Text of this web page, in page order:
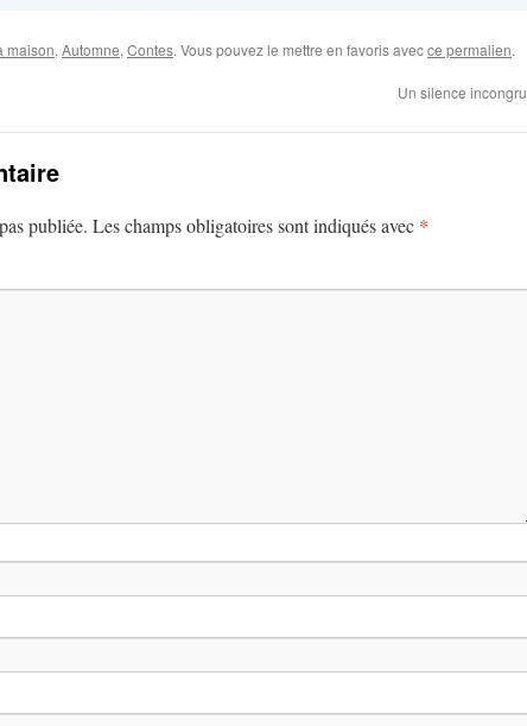
maison, Automne, Contes. Vous pouvez le mettre en favoris avecce permalien.
Un silence incongru
publiée. Les champs obligatoires sont indiqués avec *